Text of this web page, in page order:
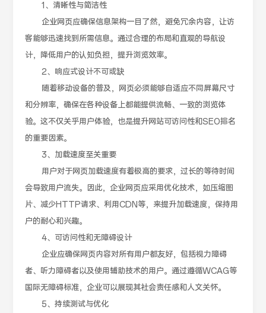
1、清晰性与简洁性
企业网页应确保信息架构一目了然，避免冗余内容，让访
客能够迅速找到所需信息。通过合理的布局和直观的导航设
计，降低用户的认知负担，提升浏览效率。
2、响应式设计不可或缺
随着移动设备的普及，网页必须能够自适应不同屏幕尺寸
和分辨率，确保在各种设备上都能提供流畅、一致的浏览体
验。这不仅关乎用户体验，也是提升网站可访问性和SEO排名
的重要因素。
3、加载速度至关重要
用户对于网页加载速度有着极高的要求，过长的等待时间
会导致用户流失。因此，企业网页应采用优化技术，如压缩图
片、减少HTTP请求、利用CDN等，来提升加载速度，保持用
户的耐心和兴趣。
4、可访问性和无障碍设计
企业应确保网页内容对所有用户都友好，包括视力障碍
者、听力障碍者以及使用辅助技术的用户。通过遵循WCAG等
国际无障碍标准，企业可以展现其社会责任感和人文关怀。
5、持续测试与优化